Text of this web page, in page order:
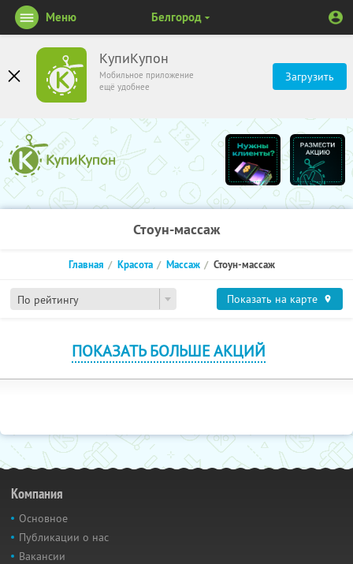
КупиКупон
Мобильное приложение
ещё удобнее
Загрузить
Меню Белгород
Стоун-массаж
По рейтингу
Главная Красота Массаж Стоун-массаж
Показать на карте
ПОКАЗАТЬ БОЛЬШЕ АКЦИЙ
Компания
Основное
Публикации о нас
Вакансии